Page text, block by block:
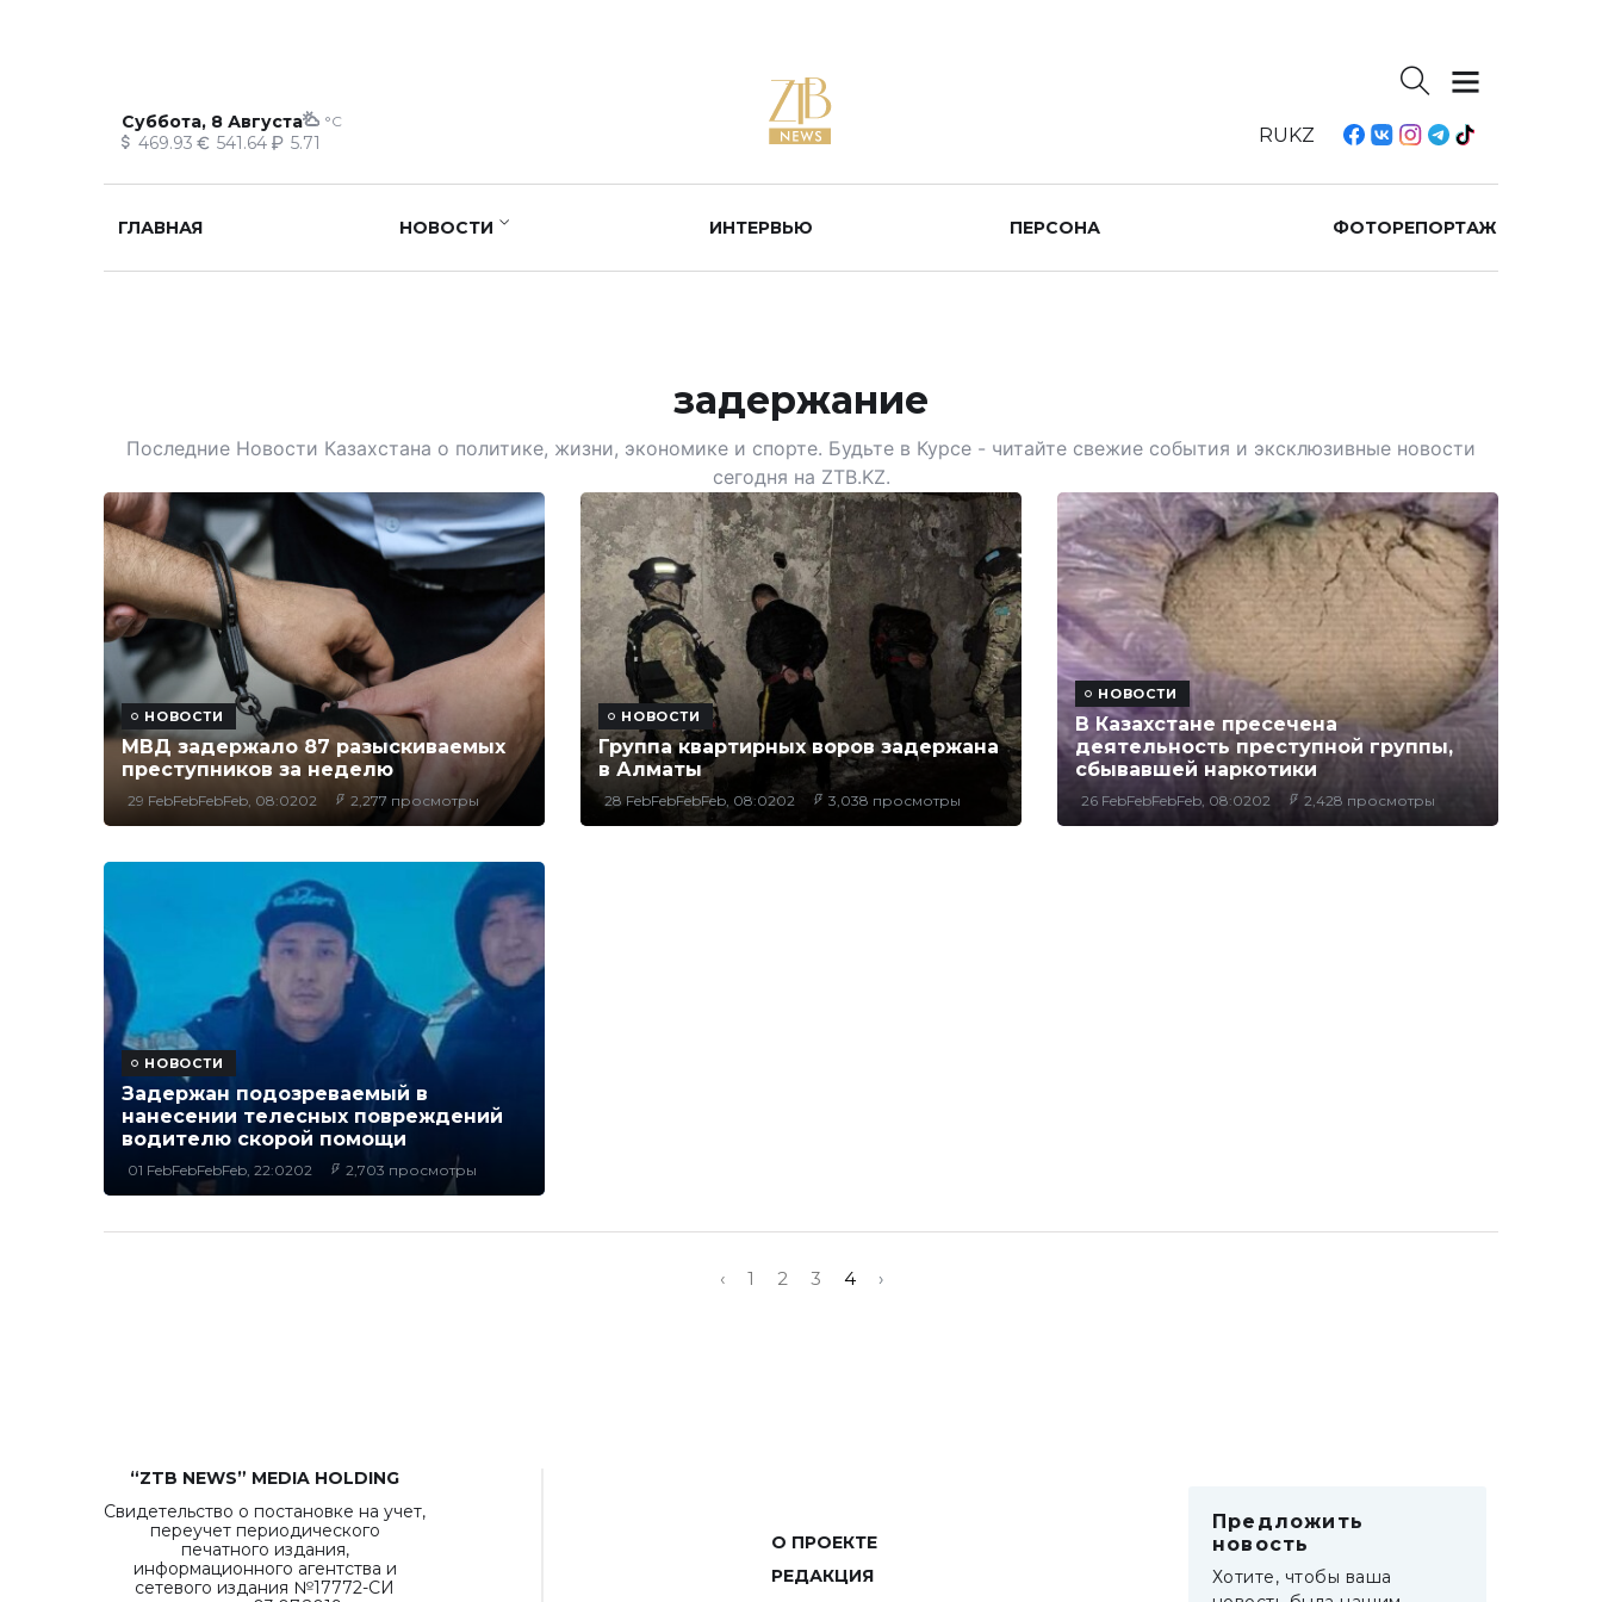
Суббота, 8 Августа °C
469.93 541.64 5.71 RUKZ
ГЛАВНАЯ НОВОСТИ ИНТЕРВЬЮ ПЕРСОНА ФОТОРЕПОРТАЖ
задержание
Последние Новости Казахстана о политике, жизни, экономике и спорте. Будьте в Курсе - читайте свежие события и эксклюзивные новости
сегодня на ZTB.KZ.
НОВОСТИ
МВД задержало 87 разыскиваемых
преступников за неделю
29 FebFebFebFeb, 08:0202 2,277 просмотры
НОВОСТИ
Группа квартирных воров задержана
в Алматы
28 FebFebFebFeb, 08:0202 3,038 просмотры
НОВОСТИ
В Казахстане пресечена
деятельность преступной группы,
сбывавшей наркотики
26 FebFebFebFeb, 08:0202 2,428 просмотры
НОВОСТИ
Задержан подозреваемый в
нанесении телесных повреждений
водителю скорой помощи
01 FebFebFebFeb, 22:0202 2,703 просмотры
‹ 1 2 3 4 ›
“ZTB NEWS” MEDIA HOLDING
Свидетельство о постановке на учет,
переучет периодического
печатного издания,
информационного агентства и
сетевого издания №17772-СИ
О ПРОЕКТЕ
РЕДАКЦИЯ
Предложить
новость
Хотите, чтобы ваша